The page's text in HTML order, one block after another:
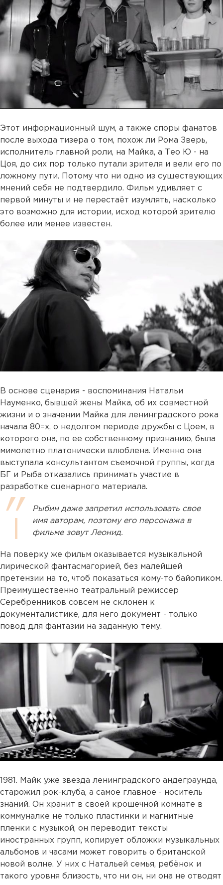
Этот информационный шум, а также споры фанатов
после выхода тизера о том, похож ли Рома Зверь,
исполнитель главной роли, на Майка, а Тео Ю - на
Цоя, до сих пор только путали зрителя и вели его по
ложному пути. Потому что ни одно из существующих
мнений себя не подтвердило. Фильм удивляет с
первой минуты и не перестаёт изумлять, насколько
это возможно для истории, исход которой зрителю
более или менее известен.
В основе сценария - воспоминания Натальи
Науменко, бывшей жены Майка, об их совместной
жизни и о значении Майка для ленинградского рока
начала 80=х, о недолгом периоде дружбы с Цоем, в
которого она, по ее собственному признанию, была
мимолетно платонически влюблена. Именно она
выступала консультантом съемочной группы, когда
БГ и Рыба отказались принимать участие в
разработке сценарного материала.
Рыбин даже запретил использовать свое
имя авторам, поэтому его персонажа в
фильме зовут Леонид.
На поверку же фильм оказывается музыкальной
лирической фантасмагорией, без малейшей
претензии на то, чтоб показаться кому-то байопиком.
Преимущественно театральный режиссер
Серебренников совсем не склонен к
документалистике, для него документ - только
повод для фантазии на заданную тему.
1981. Майк уже звезда ленинградского андеграунда,
старожил рок-клуба, а самое главное - носитель
знаний. Он хранит в своей крошечной комнате в
коммуналке не только пластинки и магнитные
пленки с музыкой, он переводит тексты
иностранных групп, копирует обложки музыкальных
альбомов и часами может говорить о британской
новой волне. У них с Натальей семья, ребёнок и
такого уровня близость, что ни он, ни она не отводят